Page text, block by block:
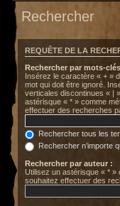
Rechercher
REQUÊTE DE LA
Rechercher par mots-
Insérez le caractère « + »
mot qui doit être ignoré.
verticales discontinues « |
astérisque « * » comme
effectuer des recherches
Rechercher tous les
Rechercher n’importe
Rechercher par auteur :
Utilisez un astérisque « *
souhaitez effectuer des